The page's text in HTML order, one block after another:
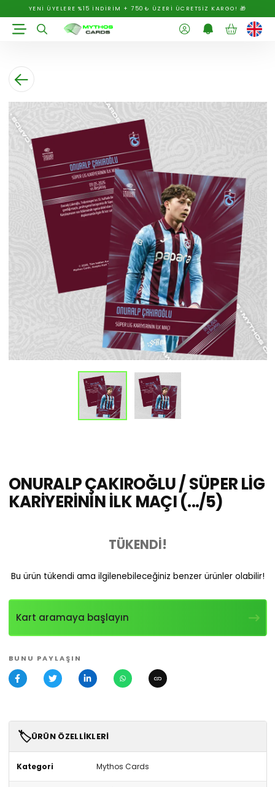
YENİ ÜYELERE %15 İNDİRİM + 750₺ ÜZERİ ÜCRETSİZ KARGO! 🎁
ONURALP ÇAKIROĞLU / SÜPER LİG
KARİYERİNİN İLK MAÇI (.../5)
TÜKENDİ!
Bu ürün tükendi ama ilgilenebileceğiniz benzer ürünler olabilir!
Kart aramaya başlayın
BUNU PAYLAŞIN
🏷️ÜRÜN ÖZELLIKLERI
Kategori Mythos Cards